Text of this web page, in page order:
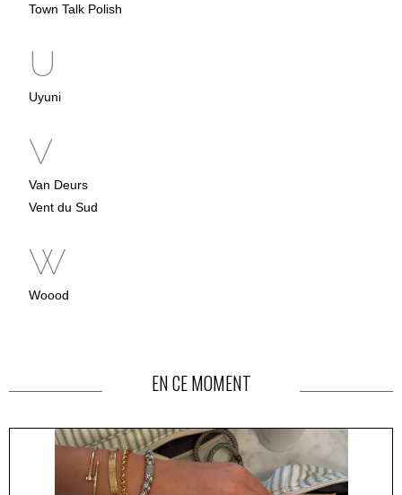
Town Talk Polish
U
Uyuni
V
Van Deurs
Vent du Sud
W
Woood
EN CE MOMENT